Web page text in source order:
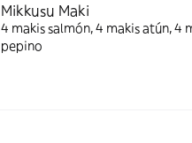
Mikkusu Maki
4 makis salmón, 4 makis atún, 4
pepino